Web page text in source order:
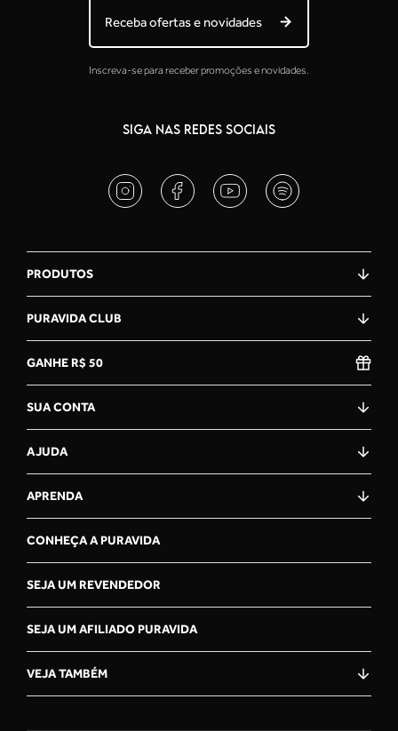
Receba ofertas e novidades
Inscreva-se para receber promoções e novidades.
SIGA NAS REDES SOCIAIS
PRODUTOS
PURAVIDA CLUB
GANHE R$ 50
SUA CONTA
AJUDA
APRENDA
CONHEÇA A PURAVIDA
SEJA UM REVENDEDOR
SEJA UM AFILIADO PURAVIDA
VEJA TAMBÉM
OLÁ, VOCÊ ESTÁ NA CENTRAL